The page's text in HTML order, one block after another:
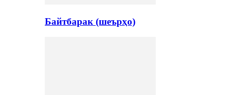
Байтбарак (шеърҳо)